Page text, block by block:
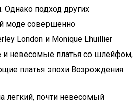
подход других
моде совершенно
London и Monique Lhuillier
и невесомые платья со шлейфом,
платья эпохи Возрождения.
легкий, почти невесомый